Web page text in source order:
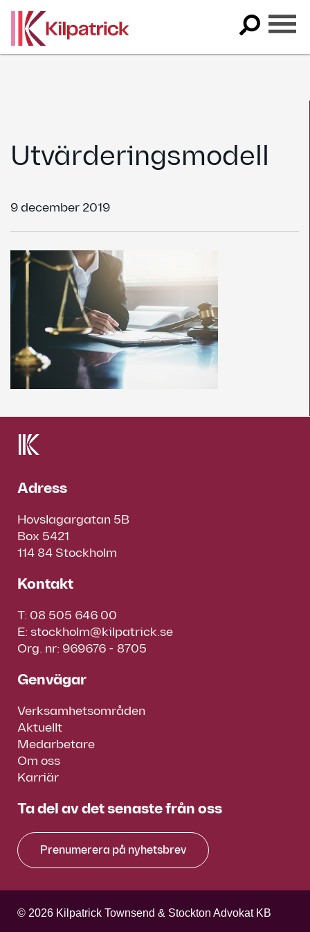
content
Utvärderingsmodell
9 december 2019
Adress
Hovslagargatan 5B
Box 5421
114 84 Stockholm
Kontakt
T: 08 505 646 00
E: stockholm@kilpatrick.se
Org. nr: 969676 - 8705
Genvägar
Verksamhetsområden
Aktuellt
Medarbetare
Om oss
Karriär
Ta del av det senaste från oss
Prenumerera på nyhetsbrev
© 2026 Kilpatrick Townsend & Stockton Advokat KB